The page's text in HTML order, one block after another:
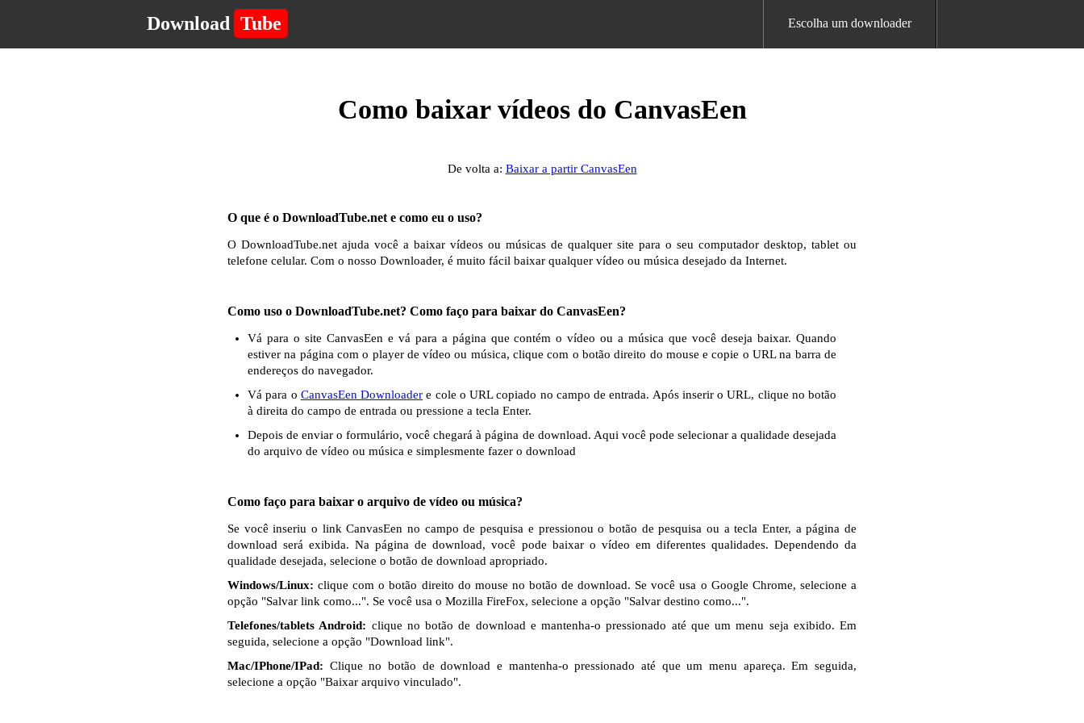
Download Tube Escolha um downloader
Como baixar vídeos do CanvasEen
De volta a: Baixar a partir CanvasEen
O que é o DownloadTube.net e como eu o uso?
O DownloadTube.net ajuda você a baixar vídeos ou músicas de qualquer site para o seu computador desktop, tablet ou
telefone celular. Com o nosso Downloader, é muito fácil baixar qualquer vídeo ou música desejado da Internet.
Como uso o DownloadTube.net? Como faço para baixar do CanvasEen?
Vá para o site CanvasEen e vá para a página que contém o vídeo ou a música que você deseja baixar. Quando
estiver na página com o player de vídeo ou música, clique com o botão direito do mouse e copie o URL na barra de
endereços do navegador.
Vá para o CanvasEen Downloader e cole o URL copiado no campo de entrada. Após inserir o URL, clique no botão
à direita do campo de entrada ou pressione a tecla Enter.
Depois de enviar o formulário, você chegará à página de download. Aqui você pode selecionar a qualidade desejada
do arquivo de vídeo ou música e simplesmente fazer o download
Como faço para baixar o arquivo de vídeo ou música?
Se você inseriu o link CanvasEen no campo de pesquisa e pressionou o botão de pesquisa ou a tecla Enter, a página de
download será exibida. Na página de download, você pode baixar o vídeo em diferentes qualidades. Dependendo da
qualidade desejada, selecione o botão de download apropriado.
Windows/Linux: clique com o botão direito do mouse no botão de download. Se você usa o Google Chrome, selecione a
opção "Salvar link como...". Se você usa o Mozilla FireFox, selecione a opção "Salvar destino como...".
Telefones/tablets Android: clique no botão de download e mantenha-o pressionado até que um menu seja exibido. Em
seguida, selecione a opção "Download link".
Mac/IPhone/IPad: Clique no botão de download e mantenha-o pressionado até que um menu apareça. Em seguida,
selecione a opção "Baixar arquivo vinculado".